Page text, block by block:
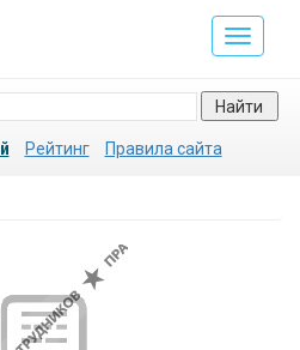
Toggle
Найти
Рейтинг Правила сайта